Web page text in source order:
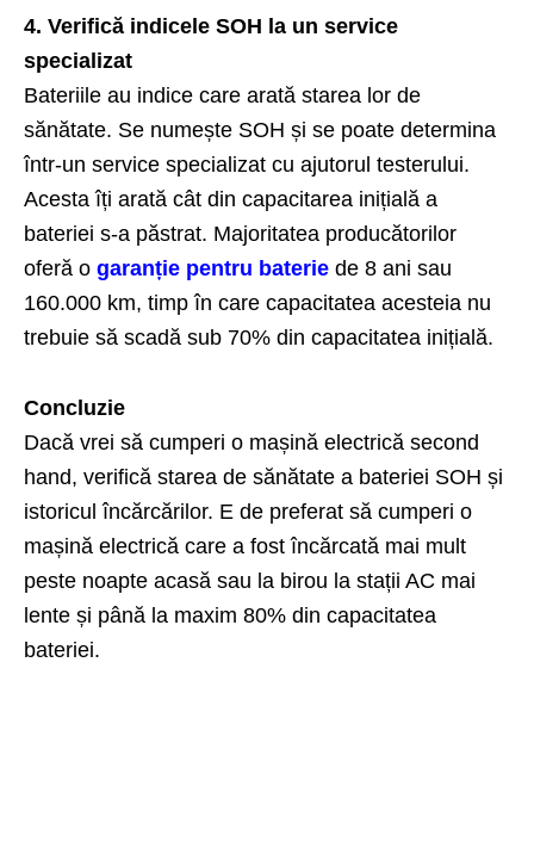
4. Verifică indicele SOH la un service
specializat
Bateriile au indice care arată starea lor de
sănătate. Se numește SOH și se poate determina
într-un service specializat cu ajutorul testerului.
Acesta îți arată cât din capacitarea inițială a
bateriei s-a păstrat. Majoritatea producătorilor
oferă o garanție pentru baterie de 8 ani sau
160.000 km, timp în care capacitatea acesteia nu
trebuie să scadă sub 70% din capacitatea inițială.
Concluzie
Dacă vrei să cumperi o mașină electrică second
hand, verifică starea de sănătate a bateriei SOH și
istoricul încărcărilor. E de preferat să cumperi o
mașină electrică care a fost încărcată mai mult
peste noapte acasă sau la birou la stații AC mai
lente și până la maxim 80% din capacitatea
bateriei.